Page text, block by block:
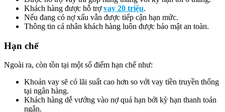
Khách hàng được hỗ trợvay 20 triệu.
Nếu đang có nợ xấu vẫn được tiếp cận hạn mức.
Thông tin cá nhân khách hàng luôn được bảo mật an toàn.
Hạn chế
Ngoài ra, còn tồn tại một số điểm hạn chế như:
Khoản vay sẽ có lãi suất cao hơn so với vay tiền truyền thống
tại ngân hàng.
Khách hàng dễ vướng vào nợ quá hạn bởi kỳ hạn thanh toán
ngắn.